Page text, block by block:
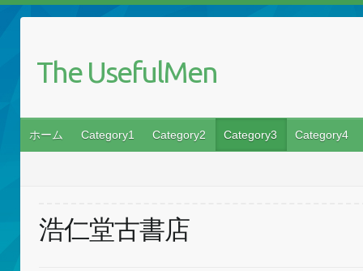
The UsefulMen
ホーム Category1 Category2 Category3 Category4
浩仁堂古書店